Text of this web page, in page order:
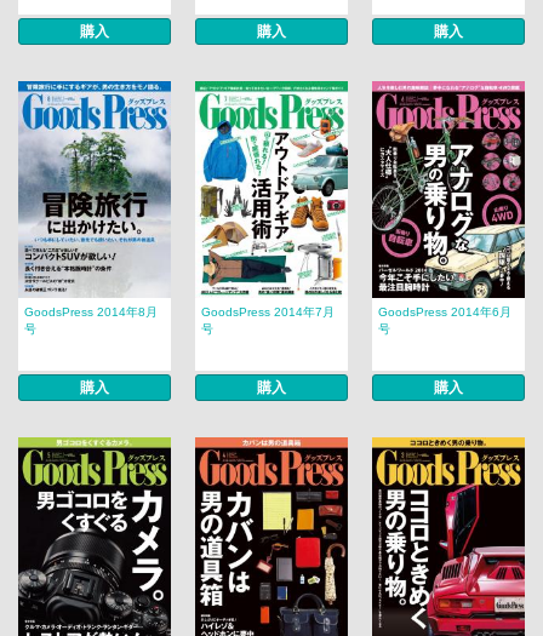
購入 購入 購入
GoodsPress 2014年8月
号
購入
GoodsPress 2014年7月
号
購入
GoodsPress 2014年6月
号
購入